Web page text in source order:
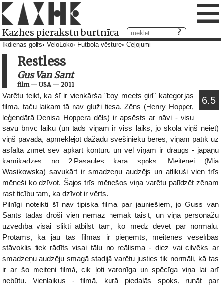
Kazhes pierakstu burtnīca ≡
Ikdienas golfs VeloLoko Futbola vēsture Ceļojumi
Restless
Gus Van Sant
film— USA— 2011
6.5
Varētu teikt, ka šī ir vienkārša "boy meets girl" kategorijas
filma, taču laikam tā nav gluži tiesa. Zēns (Henry Hopper,
leģendārā Denisa Hoppera dēls) ir apsēsts ar nāvi - visu
savu brīvo laiku (un tāds viņam ir viss laiks, jo skolā viņš neiet)
viņš pavada, apmeklējot dažādu svešinieku bēres, viņam patīk uz
asfalta zīmēt sev apkārt kontūru un vēl viņam ir draugs - japāņu
kamikadzes no 2.Pasaules kara spoks. Meitenei (Mia
Wasikowska) savukārt ir smadzeņu audzējs un atlikuši vien trīs
mēneši ko dzīvot. Šajos trīs mēnešos viņa varētu palīdzēt zēnam
rast ticību tam, ka dzīvot ir vērts.
Pilnīgi noteikti šī nav tipiska filma par jauniešiem, jo Guss van
Sants tādas droši vien nemaz nemāk taisīt, un viņa personāžu
uzvedība visai slikti atbilst tam, ko mēdz dēvēt par normālu.
Protams, kā jau tas filmās ir pieņemts, meitenes veselības
stāvoklis tiek rādīts visai tālu no reālisma - diez vai cilvēks ar
smadzeņu audzēju smagā stadijā varētu justies tik normāli, kā tas
ir ar šo meiteni filmā, cik ļoti varonīga un spēcīga viņa lai arī
nebūtu. Vienlaikus - filmā, kurā piedalās spoks, runāt par